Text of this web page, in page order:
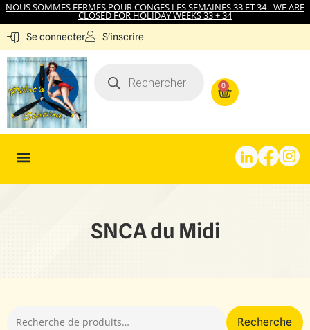
NOUS SOMMES FERMES POUR CONGES LES SEMAINES 33 ET 34 - WE ARE
CLOSED FOR HOLIDAY WEEKS 33 + 34
Se connecter S'inscrire
0
SNCA du Midi
Recherche